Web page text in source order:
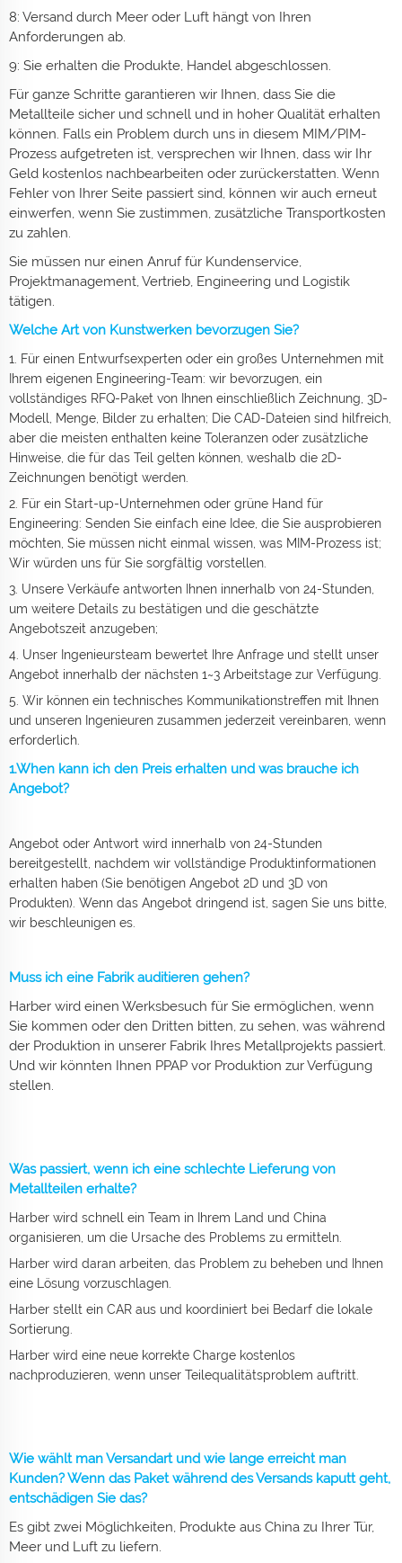
8: Versand durch Meer oder Luft hängt von Ihren
Anforderungen ab.
9: Sie erhalten die Produkte, Handel abgeschlossen.
Für ganze Schritte garantieren wir Ihnen, dass Sie die
Metallteile sicher und schnell und in hoher Qualität erhalten
können. Falls ein Problem durch uns in diesem MIM/PIM-
Prozess aufgetreten ist, versprechen wir Ihnen, dass wir Ihr
Geld kostenlos nachbearbeiten oder zurückerstatten. Wenn
Fehler von Ihrer Seite passiert sind, können wir auch erneut
einwerfen, wenn Sie zustimmen, zusätzliche Transportkosten
zu zahlen.
Sie müssen nur einen Anruf für Kundenservice,
Projektmanagement, Vertrieb, Engineering und Logistik
tätigen.
Welche Art von Kunstwerken bevorzugen Sie?
1. Für einen Entwurfsexperten oder ein großes Unternehmen mit
Ihrem eigenen Engineering-Team: wir bevorzugen, ein
vollständiges RFQ-Paket von Ihnen einschließlich Zeichnung, 3D-
Modell, Menge, Bilder zu erhalten; Die CAD-Dateien sind hilfreich,
aber die meisten enthalten keine Toleranzen oder zusätzliche
Hinweise, die für das Teil gelten können, weshalb die 2D-
Zeichnungen benötigt werden.
2. Für ein Start-up-Unternehmen oder grüne Hand für
Engineering: Senden Sie einfach eine Idee, die Sie ausprobieren
möchten, Sie müssen nicht einmal wissen, was MIM-Prozess ist;
Wir würden uns für Sie sorgfältig vorstellen.
3. Unsere Verkäufe antworten Ihnen innerhalb von 24-Stunden,
um weitere Details zu bestätigen und die geschätzte
Angebotszeit anzugeben;
4. Unser Ingenieursteam bewertet Ihre Anfrage und stellt unser
Angebot innerhalb der nächsten 1~3 Arbeitstage zur Verfügung.
5. Wir können ein technisches Kommunikationstreffen mit Ihnen
und unseren Ingenieuren zusammen jederzeit vereinbaren, wenn
erforderlich.
1.When kann ich den Preis erhalten und was brauche ich
Angebot?
Angebot oder Antwort wird innerhalb von 24-Stunden
bereitgestellt, nachdem wir vollständige Produktinformationen
erhalten haben (Sie benötigen Angebot 2D und 3D von
Produkten). Wenn das Angebot dringend ist, sagen Sie uns bitte,
wir beschleunigen es.
Muss ich eine Fabrik auditieren gehen?
Harber wird einen Werksbesuch für Sie ermöglichen, wenn
Sie kommen oder den Dritten bitten, zu sehen, was während
der Produktion in unserer Fabrik Ihres Metallprojekts passiert.
Und wir könnten Ihnen PPAP vor Produktion zur Verfügung
stellen.
Was passiert, wenn ich eine schlechte Lieferung von
Metallteilen erhalte?
Harber wird schnell ein Team in Ihrem Land und China
organisieren, um die Ursache des Problems zu ermitteln.
Harber wird daran arbeiten, das Problem zu beheben und Ihnen
eine Lösung vorzuschlagen.
Harber stellt ein CAR aus und koordiniert bei Bedarf die lokale
Sortierung.
Harber wird eine neue korrekte Charge kostenlos
nachproduzieren, wenn unser Teilequalitätsproblem auftritt.
Wie wählt man Versandart und wie lange erreicht man
Kunden? Wenn das Paket während des Versands kaputt geht,
entschädigen Sie das?
Es gibt zwei Möglichkeiten, Produkte aus China zu Ihrer Tür,
Meer und Luft zu liefern.